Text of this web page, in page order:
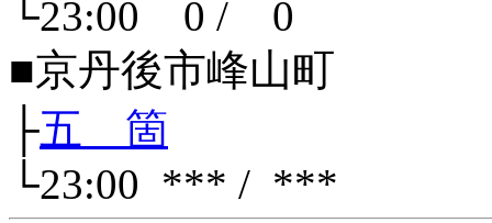
└23:00 0 / 0
■京丹後市峰山町
├五 箇
└23:00 *** / ***